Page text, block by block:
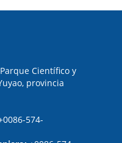
Científico y
provincia
574-